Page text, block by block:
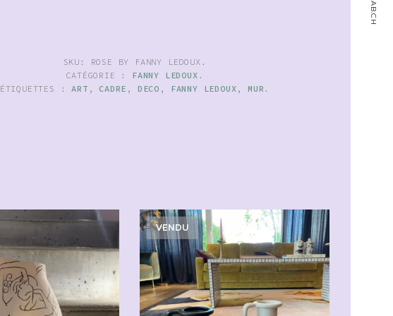
SKU: ROSE BY FANNY LEDOUX .
CATÉGORIE : FANNY LEDOUX .
ÉTIQUETTES :ART , CADRE , DECO , FANNY LEDOUX , MUR .
VENDU